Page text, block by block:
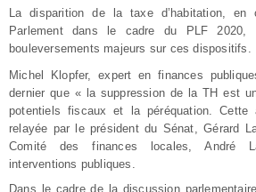
La disparition de la taxe d’habitation, en
Parlement dans le cadre du PLF 2020,
bouleversements majeurs sur ces dispositifs.
Michel Klopfer, expert en finances
dernier que « la suppression de la TH est
potentiels fiscaux et la péréquation. Cette
relayée par le président du Sénat, Gérard
Comité des finances locales, André
interventions publiques.
Dans le cadre de la discussion